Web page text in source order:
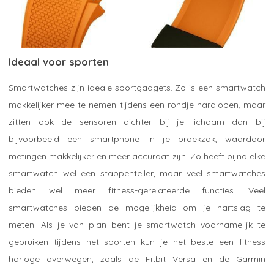
Ideaal voor sporten
Smartwatches zijn ideale sportgadgets. Zo is een smartwatch
makkelijker mee te nemen tijdens een rondje hardlopen, maar
zitten ook de sensoren dichter bij je lichaam dan bij
bijvoorbeeld een smartphone in je broekzak, waardoor
metingen makkelijker en meer accuraat zijn. Zo heeft bijna elke
smartwatch wel een stappenteller, maar veel smartwatches
bieden wel meer fitness-gerelateerde functies. Veel
smartwatches bieden de mogelijkheid om je hartslag te
meten. Als je van plan bent je smartwatch voornamelijk te
gebruiken tijdens het sporten kun je het beste een fitness
horloge overwegen, zoals de Fitbit Versa en de Garmin